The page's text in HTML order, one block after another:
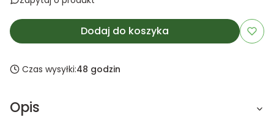
Dodaj do koszyka
Czas wysyłki:48 godzin
Opis